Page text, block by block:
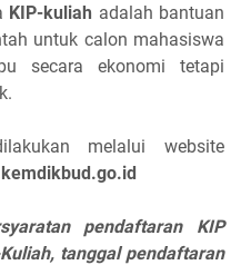
KIP-kuliah adalah bantuan
untuk calon mahasiswa
secara ekonomi tetapi
melalui website
pendaftaran KIP
tanggal pendaftaran